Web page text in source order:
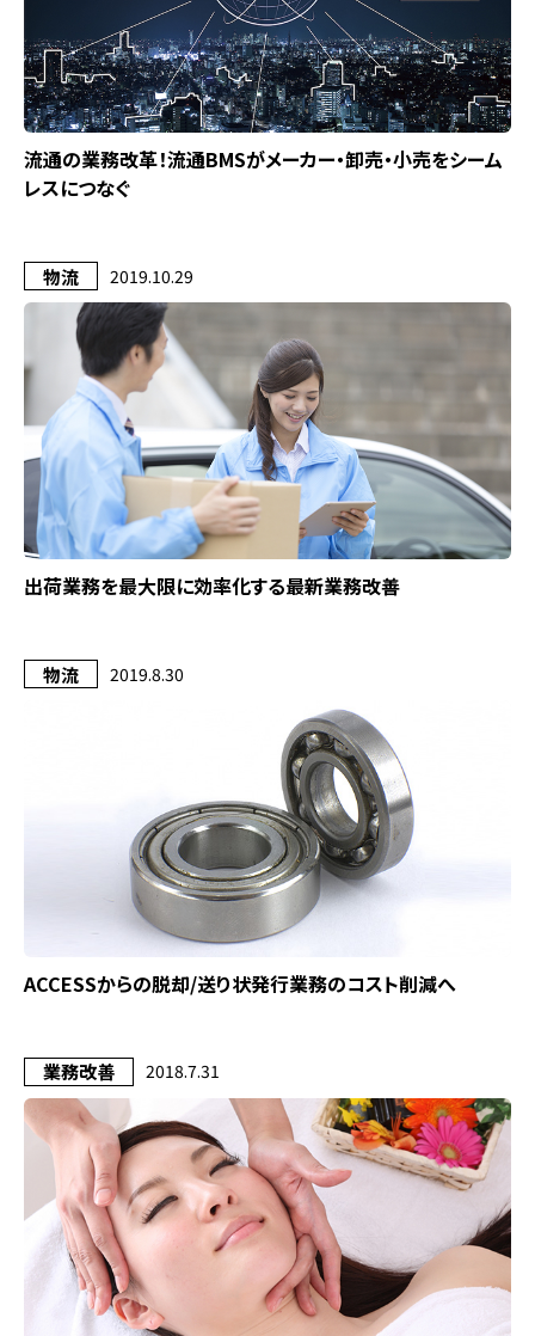
流通の業務改革！流通BMSがメーカー・卸売・小売をシーム
レスにつなぐ
物流 2019.10.29
出荷業務を最大限に効率化する最新業務改善
物流 2019.8.30
ACCESSからの脱却/送り状発行業務のコスト削減へ
業務改善 2018.7.31